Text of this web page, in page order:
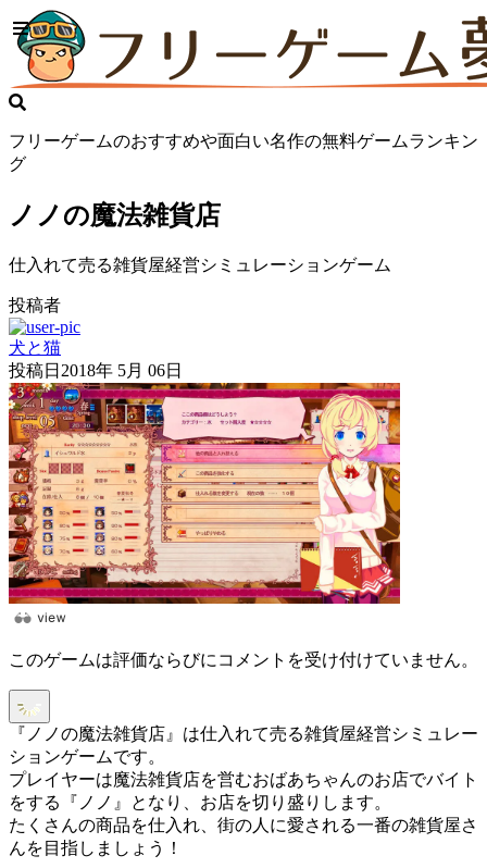
フリーゲームのおすすめや面白い名作の無料ゲームランキン
グ
ノノの魔法雑貨店
仕入れて売る雑貨屋経営シミュレーションゲーム
投稿者
犬と猫
投稿日 2018年 5月 06日
このゲームは評価ならびにコメントを受け付けていません。
『ノノの魔法雑貨店』は仕入れて売る雑貨屋経営シミュレー
ションゲームです。
プレイヤーは魔法雑貨店を営むおばあちゃんのお店でバイト
をする『ノノ』となり、お店を切り盛りします。
たくさんの商品を仕入れ、街の人に愛される一番の雑貨屋さ
んを目指しましょう！